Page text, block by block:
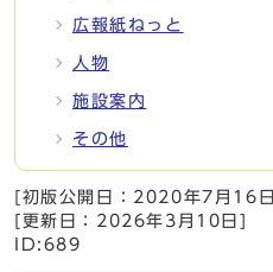
広報紙ねっと
人物
施設案内
その他
[初版公開日： 2020年7月16日
[更新日： 2026年3月10日
ID:689